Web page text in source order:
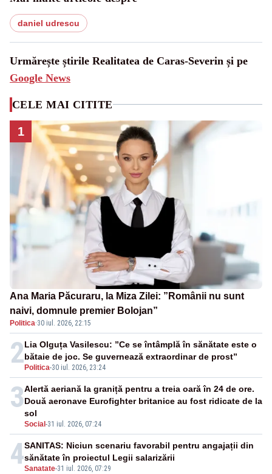
daniel udrescu
Urmărește știrile Realitatea de Caras-Severin și pe
Google News
CELE MAI CITITE
1
Ana Maria Păcuraru, la Miza Zilei: ”Românii nu sunt
naivi, domnule premier Bolojan”
Politica·30 iul. 2026, 22:15
2 Politica-30 iul. 2026, 23:24
Lia Olguța Vasilescu: ”Ce se întâmplă în sănătate este o
bătaie de joc. Se guvernează extraordinar de prost”
3
Social -31 iul. 2026, 07:24
Alertă aeriană la graniță pentru a treia oară în 24 de ore.
Două aeronave Eurofighter britanice au fost ridicate de la
sol
4Sanatate-31 iul. 2026, 07:29
SANITAS: Niciun scenariu favorabil pentru angajații din
sănătate în proiectul Legii salarizării